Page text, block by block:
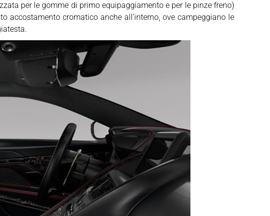
per le gomme di primo equipaggiamento e per le pinze freno)
accostamento cromatico anche all’interno, ove campeggiano le